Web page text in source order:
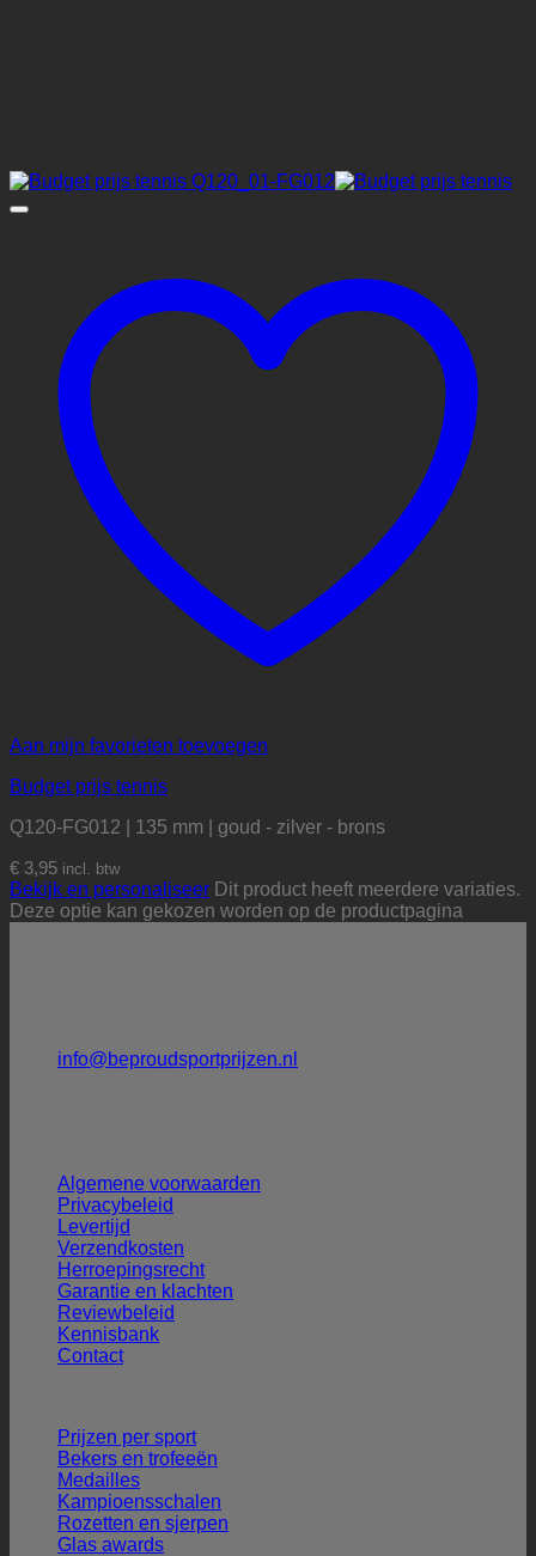
Aan mijn favorieten toevoegen
Budget prijs tennis
Q120-FG012 | 135 mm | goud - zilver - brons
€ 3,95 incl. btw
Bekijk en personaliseer Dit product heeft meerdere variaties.
Deze optie kan gekozen worden op de productpagina
info@beproudsportprijzen.nl
Algemene voorwaarden
Privacybeleid
Levertijd
Verzendkosten
Herroepingsrecht
Garantie en klachten
Reviewbeleid
Kennisbank
Contact
Prijzen per sport
Bekers en trofeeën
Medailles
Kampioensschalen
Rozetten en sjerpen
Glas awards